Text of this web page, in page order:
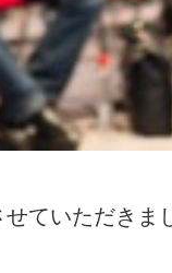
ていただきま